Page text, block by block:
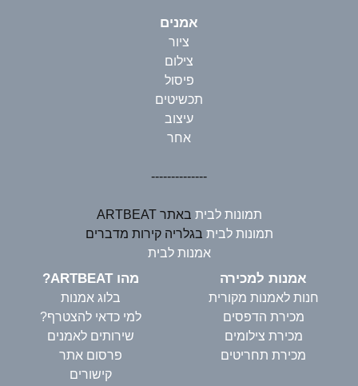
אמנים
ציור
צילום
פיסול
תכשיטים
עיצוב
אחר
--------------
תמונות לבית באתר ARTBEAT
תמונות לבית בגלריה קירות מדברים
אמנות לבית
אמנות למכירה
חנות לאמנות מקורית
מכירת הדפסים
מכירת צילומים
מכירת תחריטים
מהו ARTBEAT?
בלוג אמנות
למי כדאי להצטרף?
שירותים לאמנים
פרסום אתר
קישורים